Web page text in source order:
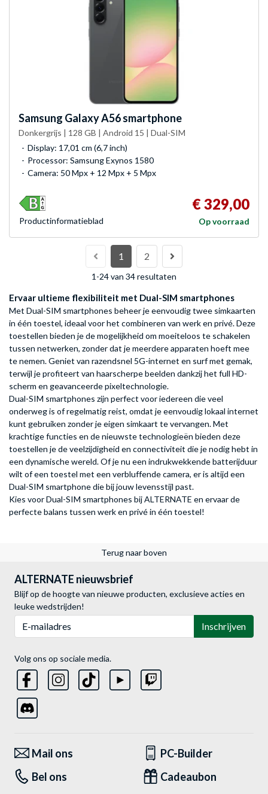
Samsung Galaxy A56 smartphone
Donkergrijs | 128 GB | Android 15 | Dual-SIM
Display: 17,01 cm (6,7 inch)
Processor: Samsung Exynos 1580
Camera: 50 Mpx + 12 Mpx + 5 Mpx
€ 329,00
Op voorraad
Product­informatieblad
1 2
1-24 van 34 resultaten
Ervaar ultieme flexibiliteit met Dual-SIM smartphones
Met Dual-SIM smartphones beheer je eenvoudig twee simkaarten
in één toestel, ideaal voor het combineren van werk en privé. Deze
toestellen bieden je de mogelijkheid om moeiteloos te schakelen
tussen netwerken, zonder dat je meerdere apparaten hoeft mee
te nemen. Geniet van razendsnel 5G-internet en surf met gemak,
terwijl je profiteert van haarscherpe beelden dankzij het full HD-
scherm en geavanceerde pixeltechnologie.
Dual-SIM smartphones zijn perfect voor iedereen die veel
onderweg is of regelmatig reist, omdat je eenvoudig lokaal internet
kunt gebruiken zonder je eigen simkaart te vervangen. Met
krachtige functies en de nieuwste technologieën bieden deze
toestellen je de veelzijdigheid en connectiviteit die je nodig hebt in
een dynamische wereld. Of je nu een indrukwekkende batterijduur
wilt of een toestel met een verbluffende camera, er is altijd een
Dual-SIM smartphone die bij jouw levensstijl past.
Kies voor Dual-SIM smartphones bij ALTERNATE en ervaar de
perfecte balans tussen werk en privé in één toestel!
Terug naar boven
ALTERNATE nieuwsbrief
Blijf op de hoogte van nieuwe producten, exclusieve acties en
leuke wedstrijden!
Inschrijven
Volg ons op sociale media.
Mail ons
PC-Builder
Bel ons
Cadeaubon